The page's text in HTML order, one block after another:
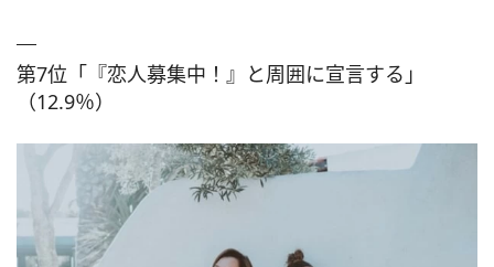
第7位「『恋人募集中！』と周囲に宣言する」
（12.9％）